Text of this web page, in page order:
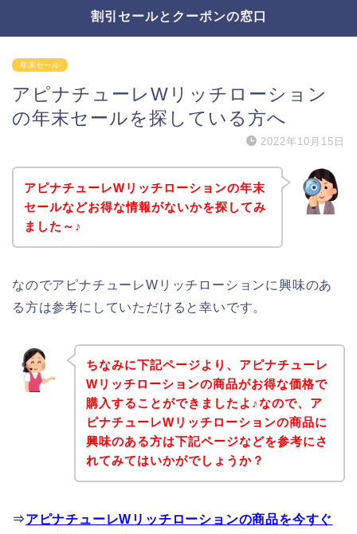
割引セールとクーポンの窓口
年末セール
アピナチューレWリッチローション
の年末セールを探している方へ
2022年10月15日
アピナチューレWリッチローションの年末
セールなどお得な情報がないかを探してみ
ました～♪
なのでアピナチューレWリッチローションに興味のあ
る方は参考にしていただけると幸いです。
ちなみに下記ページより、アピナチューレ
Wリッチローションの商品がお得な価格で
購入することができましたよ♪なので、ア
ピナチューレWリッチローションの商品に
興味のある方は下記ページなどを参考にさ
れてみてはいかがでしょうか？
⇒アピナチューレWリッチローションの商品を今すぐ